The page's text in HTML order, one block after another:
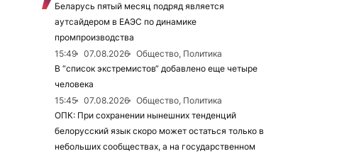
Беларусь пятый месяц подряд является
аутсайдером в ЕАЭС по динамике
промпроизводства
15:49
07.08.2026
Общество, Политика
В “список экстремистов“ добавлено еще четыре
человека
15:45
07.08.2026
Общество, Политика
ОПК: При сохранении нынешних тенденций
белорусский язык скоро может остаться только в
небольших сообществах, а на государственном